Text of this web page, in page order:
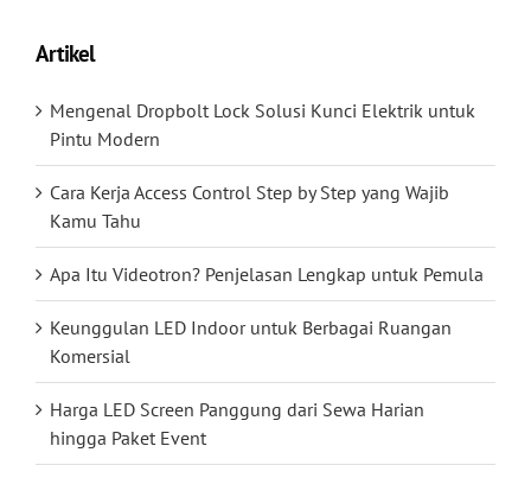
Artikel
Mengenal Dropbolt Lock Solusi Kunci Elektrik untuk
Pintu Modern
Cara Kerja Access Control Step by Step yang Wajib
Kamu Tahu
Apa Itu Videotron? Penjelasan Lengkap untuk Pemula
Keunggulan LED Indoor untuk Berbagai Ruangan
Komersial
Harga LED Screen Panggung dari Sewa Harian
hingga Paket Event